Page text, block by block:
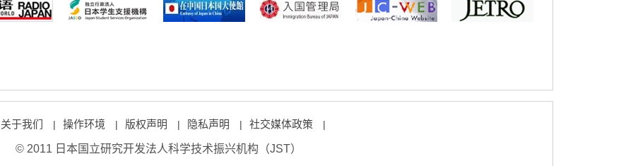
关于我们 | 操作环境 | 版权声明 | 隐私声明 | 社交媒体政策 |
© 2011 日本国立研究开发法人科学技术振兴机构（JST）